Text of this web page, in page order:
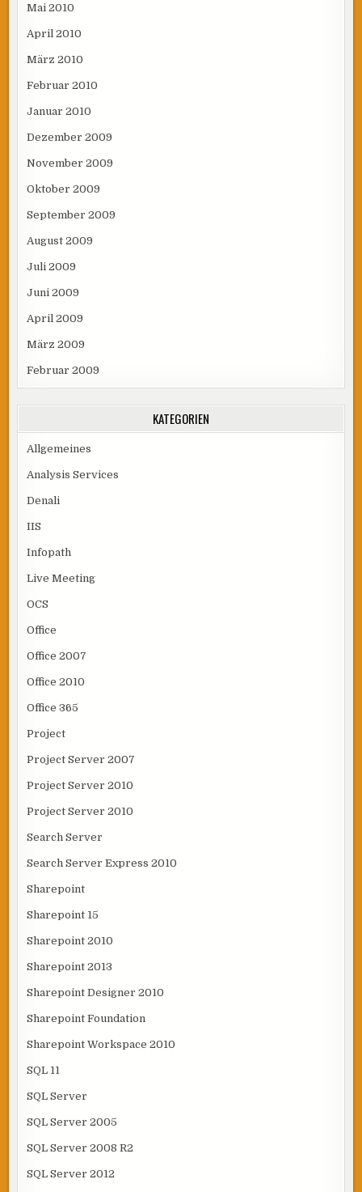
Mai 2010
April 2010
März 2010
Februar 2010
Januar 2010
Dezember 2009
November 2009
Oktober 2009
September 2009
August 2009
Juli 2009
Juni 2009
April 2009
März 2009
Februar 2009
KATEGORIEN
Allgemeines
Analysis Services
Denali
IIS
Infopath
Live Meeting
OCS
Office
Office 2007
Office 2010
Office 365
Project
Project Server 2007
Project Server 2010
Project Server 2010
Search Server
Search Server Express 2010
Sharepoint
Sharepoint 15
Sharepoint 2010
Sharepoint 2013
Sharepoint Designer 2010
Sharepoint Foundation
Sharepoint Workspace 2010
SQL 11
SQL Server
SQL Server 2005
SQL Server 2008 R2
SQL Server 2012